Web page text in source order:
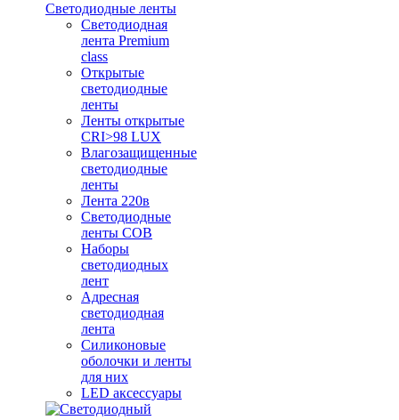
Светодиодные ленты
Светодиодная
лента Premium
class
Открытые
светодиодные
ленты
Ленты открытые
CRI>98 LUX
Влагозащищенные
светодиодные
ленты
Лента 220в
Светодиодные
ленты COB
Наборы
светодиодных
лент
Адресная
светодиодная
лента
Силиконовые
оболочки и ленты
для них
LED аксессуары